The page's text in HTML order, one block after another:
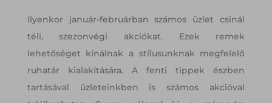
Ilyenkor január-februárban számos üzlet csinál
téli, szezonvégi akciókat. Ezek remek
lehetőséget kínálnak a stílusunknak megfelelő
ruhatár kialakítására. A fenti tippek észben
tartásával üzleteinkben is számos akcióval